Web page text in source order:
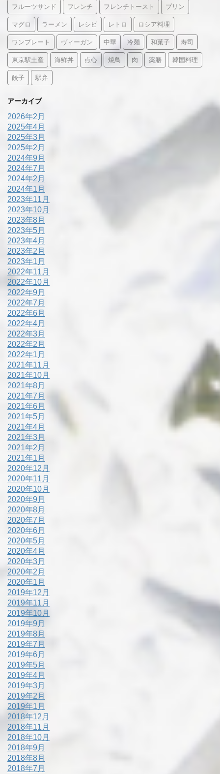
フルーツサンド フレンチ フレンチトースト プリン
マグロ ラーメン レシピ レトロ ロシア料理
ワンプレート ヴィーガン 中華 冷麺 和菓子 寿司
東京駅土産 海鮮丼 点心 焼鳥 肉 薬膳 韓国料理
餃子 駅弁
アーカイブ
2026年2月
2025年4月
2025年3月
2025年2月
2024年9月
2024年7月
2024年2月
2024年1月
2023年11月
2023年10月
2023年8月
2023年5月
2023年4月
2023年2月
2023年1月
2022年11月
2022年10月
2022年9月
2022年7月
2022年6月
2022年4月
2022年3月
2022年2月
2022年1月
2021年11月
2021年10月
2021年8月
2021年7月
2021年6月
2021年5月
2021年4月
2021年3月
2021年2月
2021年1月
2020年12月
2020年11月
2020年10月
2020年9月
2020年8月
2020年7月
2020年6月
2020年5月
2020年4月
2020年3月
2020年2月
2020年1月
2019年12月
2019年11月
2019年10月
2019年9月
2019年8月
2019年7月
2019年6月
2019年5月
2019年4月
2019年3月
2019年2月
2019年1月
2018年12月
2018年11月
2018年10月
2018年9月
2018年8月
2018年7月